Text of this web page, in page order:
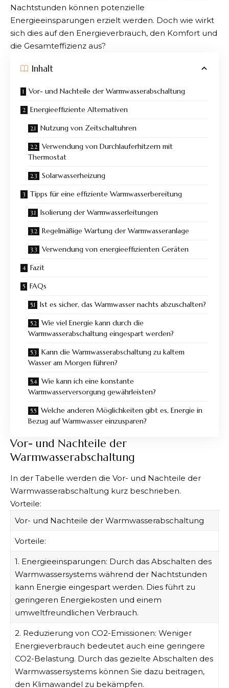
Nachtstunden können potenzielle
Energieeinsparungen erzielt werden. Doch wie wirkt
sich dies auf den Energieverbrauch, den Komfort und
die Gesamteffizienz aus?
Inhalt
Vor- und Nachteile der Warmwasserabschaltung
Energieeffiziente Alternativen
Nutzung von Zeitschaltuhren
Verwendung von Durchlauferhitzern mit
Thermostat
Solarwasserheizung
Tipps für eine effiziente Warmwasserbereitung
Isolierung der Warmwasserleitungen
Regelmäßige Wartung der Warmwasseranlage
Verwendung von energieeffizienten Geräten
Fazit
FAQs
Ist es sicher, das Warmwasser nachts abzuschalten?
Wie viel Energie kann durch die
Warmwasserabschaltung eingespart werden?
Kann die Warmwasserabschaltung zu kaltem
Wasser am Morgen führen?
Wie kann ich eine konstante
Warmwasserversorgung gewährleisten?
Welche anderen Möglichkeiten gibt es, Energie in
Bezug auf Warmwasser einzusparen?
Vor- und Nachteile der
Warmwasserabschaltung
In der Tabelle werden die Vor- und Nachteile der
Warmwasserabschaltung kurz beschrieben.
Vorteile:
Vor- und Nachteile der Warmwasserabschaltung
Vorteile:
1. Energieeinsparungen: Durch das Abschalten des
Warmwassersystems während der Nachtstunden
kann Energie eingespart werden. Dies führt zu
geringeren Energiekosten und einem
umweltfreundlichen Verbrauch.
2. Reduzierung von CO2-Emissionen: Weniger
Energieverbrauch bedeutet auch eine geringere
CO2-Belastung. Durch das gezielte Abschalten des
Warmwassersystems können Sie dazu beitragen,
den Klimawandel zu bekämpfen.